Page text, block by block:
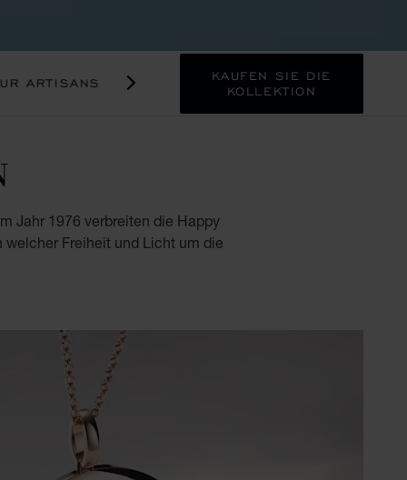
ARTISANS
KAUFEN SIE DIE
KOLLEKTION
Jahr 1976 verbreiten die Happy
welcher Freiheit und Licht um die